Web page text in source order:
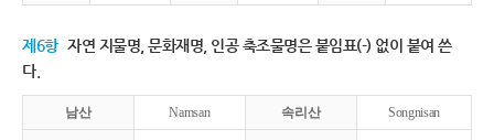
제6항 자연 지물명, 문화재명, 인공 축조물명은 붙임표(-) 없이 붙여 쓴
다.
남산 Namsan 속리산 Songnisan